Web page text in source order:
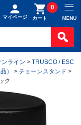
マイページ カート
0
MENU
ライン > TRUSCO / ESC
） > チェーンスタンド >
ク